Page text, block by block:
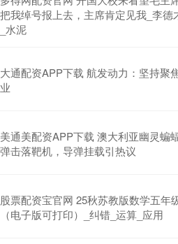
把我绰号报上去，主席肯定见我_李德
_水泥
大通配资APP下载 航发动力：坚持聚
业
美通美配资APP下载 澳大利亚幽灵蝙
弹击落靶机，导弹挂载引热议
股票配资宝官网 25秋苏教版数学五年
（电子版可打印）_纠错_运算_应用